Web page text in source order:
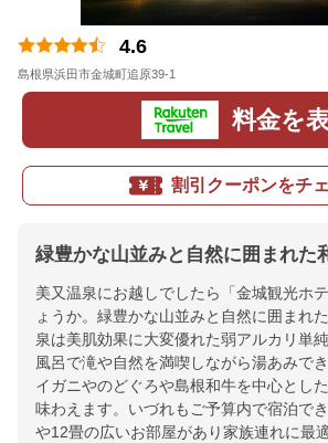
4.6
島根県浜田市金城町追原39-1
料金を
割引クーポンをチ
緑豊かな山並みと自然に囲まれた
美又温泉にお越しでしたら「金城観光ホ
ょうか。緑豊かな山並みと自然に囲まれ
泉は美肌効果に大変優れた弱アルカリ単
風呂で滝や自然を満喫しながら湯あみで
イガニやのどぐろや島根和牛を中心とし
味わえます。いづれもご予算内で宿泊で
や12畳の広いお部屋があり家族連れに最適